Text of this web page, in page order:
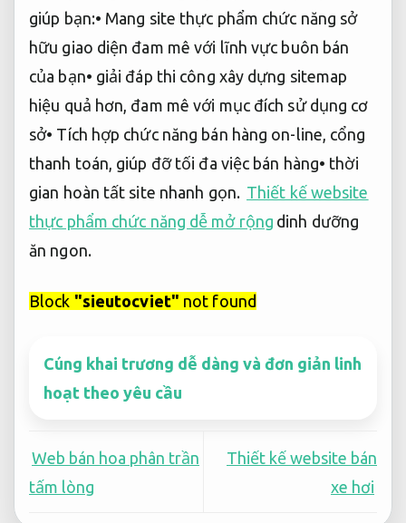
giúp bạn:• Mang site thực phẩm chức năng sở
hữu giao diện đam mê với lĩnh vực buôn bán
của bạn• giải đáp thi công xây dựng sitemap
hiệu quả hơn, đam mê với mục đích sử dụng cơ
sở• Tích hợp chức năng bán hàng on-line, cổng
thanh toán, giúp đỡ tối đa việc bán hàng• thời
gian hoàn tất site nhanh gọn. Thiết kế website
thực phẩm chức năng dễ mở rộng dinh dưỡng
ăn ngon.
Block "sieutocviet" not found
Cúng khai trương dễ dàng và đơn giản linh
hoạt theo yêu cầu
Web bán hoa phân trần
tấm lòng
Thiết kế website bán
xe hơi